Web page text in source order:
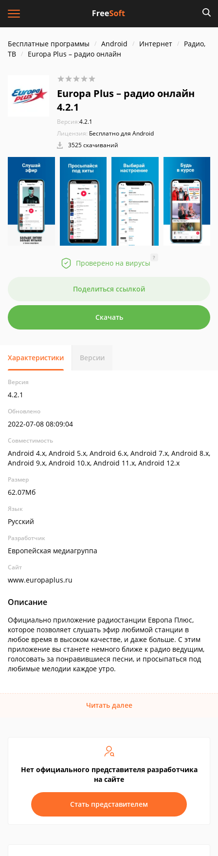
Бесплатные программы Android Интернет
Радио,
ТВ
Europa Plus – радио онлайн
Europa Plus – радио онлайн
4.2.1
Версия:4.2.1
Лицензия: Бесплатно для Android
3525 скачиваний
Проверено на вирусы
?
Поделиться ссылкой
Скачать
Характеристики Версии
Версия
4.2.1
Обновлено
2022-07-08 08:09:04
Совместимость
Android 4.x, Android 5.x, Android 6.x, Android 7.x, Android 8.x,
Android 9.x, Android 10.x, Android 11.x, Android 12.x
Размер
62.07Мб
Язык
Русский
Разработчик
Европейская медиагруппа
Сайт
www.europaplus.ru
Описание
Официально приложение радиостанции Европа Плюс,
которое позволяет слушать эфир любимой станции в
любое время в высоком качестве, и даже больше. С этим
приложение вы станете немного ближе к радио ведущим,
голосовать за понравившиеся песни, и просыпаться под
любимые мелодии каждое утро.
Читать далее
Нет официального представителя разработчика
на сайте
Стать представителем